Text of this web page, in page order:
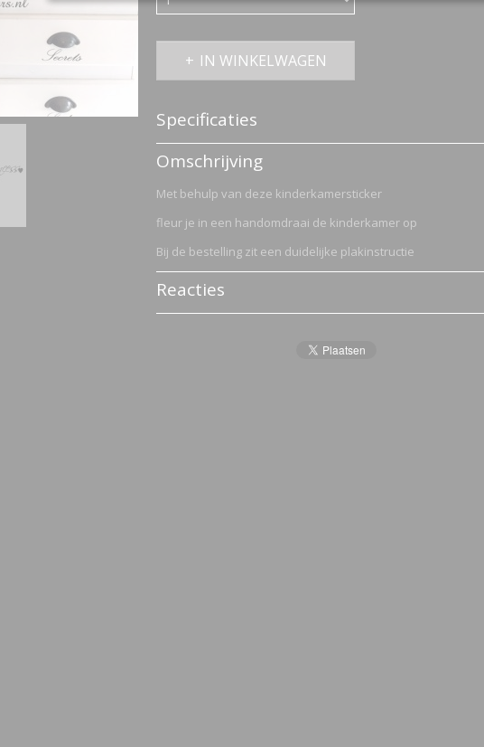
IN WINKELWAGEN
Specificaties
Productcode
Omschrijving
Met behulp van deze kinderkamersticker
fleur je in een handomdraai de kinderkamer op
Bij de bestelling zit een duidelijke plakinstructie
Reacties